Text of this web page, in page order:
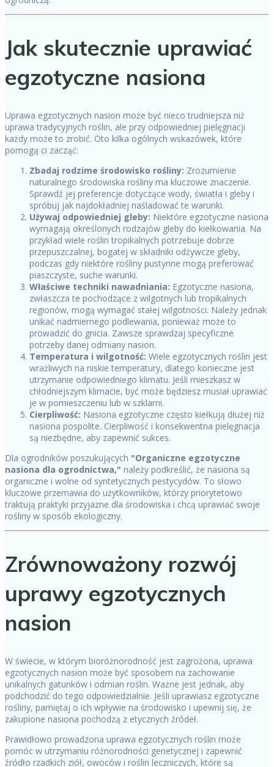
Jak skutecznie uprawiać
egzotyczne nasiona
Uprawa egzotycznych nasion może być nieco trudniejsza niż
uprawa tradycyjnych roślin, ale przy odpowiedniej pielęgnacji
każdy może to zrobić. Oto kilka ogólnych wskazówek, które
pomogą ci zacząć:
Zbadaj rodzime środowisko rośliny: Zrozumienie
naturalnego środowiska rośliny ma kluczowe znaczenie.
Sprawdź jej preferencje dotyczące wody, światła i gleby i
spróbuj jak najdokładniej naśladować te warunki.
Używaj odpowiedniej gleby: Niektóre egzotyczne nasiona
wymagają określonych rodzajów gleby do kiełkowania. Na
przykład wiele roślin tropikalnych potrzebuje dobrze
przepuszczalnej, bogatej w składniki odżywcze gleby,
podczas gdy niektóre rośliny pustynne mogą preferować
piaszczyste, suche warunki.
Właściwe techniki nawadniania: Egzotyczne nasiona,
zwłaszcza te pochodzące z wilgotnych lub tropikalnych
regionów, mogą wymagać stałej wilgotności. Należy jednak
unikać nadmiernego podlewania, ponieważ może to
prowadzić do gnicia. Zawsze sprawdzaj specyficzne
potrzeby danej odmiany nasion.
Temperatura i wilgotność: Wiele egzotycznych roślin jest
wrażliwych na niskie temperatury, dlatego konieczne jest
utrzymanie odpowiedniego klimatu. Jeśli mieszkasz w
chłodniejszym klimacie, być może będziesz musiał uprawiać
je w pomieszczeniu lub w szklarni.
Cierpliwość: Nasiona egzotyczne często kiełkują dłużej niż
nasiona pospolite. Cierpliwość i konsekwentna pielęgnacja
są niezbędne, aby zapewnić sukces.
Dla ogrodników poszukujących "Organiczne egzotyczne
nasiona dla ogrodnictwa," należy podkreślić, że nasiona są
organiczne i wolne od syntetycznych pestycydów. To słowo
kluczowe przemawia do użytkowników, którzy priorytetowo
traktują praktyki przyjazne dla środowiska i chcą uprawiać swoje
rośliny w sposób ekologiczny.
Zrównoważony rozwój
uprawy egzotycznych
nasion
W świecie, w którym bioróżnorodność jest zagrożona, uprawa
egzotycznych nasion może być sposobem na zachowanie
unikalnych gatunków i odmian roślin. Ważne jest jednak, aby
podchodzić do tego odpowiedzialnie. Jeśli uprawiasz egzotyczne
rośliny, pamiętaj o ich wpływie na środowisko i upewnij się, że
zakupione nasiona pochodzą z etycznych źródeł.
Prawidłowo prowadzona uprawa egzotycznych roślin może
pomóc w utrzymaniu różnorodności genetycznej i zapewnić
źródło rzadkich ziół, owoców i roślin leczniczych, które są